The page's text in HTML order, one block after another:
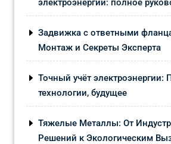
Задвижка с ответными
Монтаж и Секреты Эксперта
Точный учёт электроэнергии:
технологии, будущее
Тяжелые Металлы: От
Решений к Экологическим